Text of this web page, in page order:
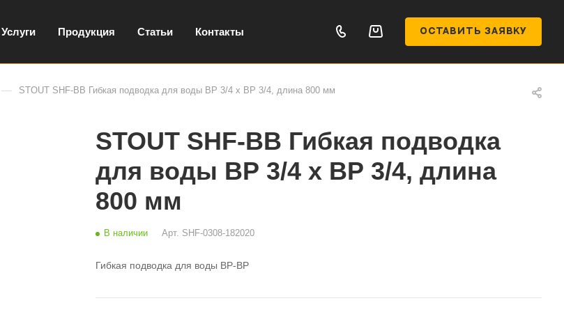
Услуги Продукция Статьи Контакты ОСТАВИТЬ ЗАЯВКУ
— STOUT SHF-ВВ Гибкая подводка для воды ВР 3/4 х ВР 3/4, длина 800 мм
STOUT SHF-ВВ Гибкая подводка
для воды ВР 3/4 х ВР 3/4, длина
800 мм
В наличии Арт. SHF-0308-182020
Гибкая подводка для воды ВР-ВР